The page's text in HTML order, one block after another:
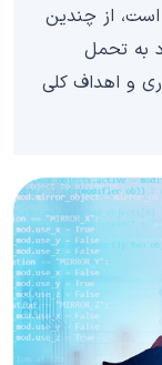
است، از چندین
به تحمل
و اهداف کلی